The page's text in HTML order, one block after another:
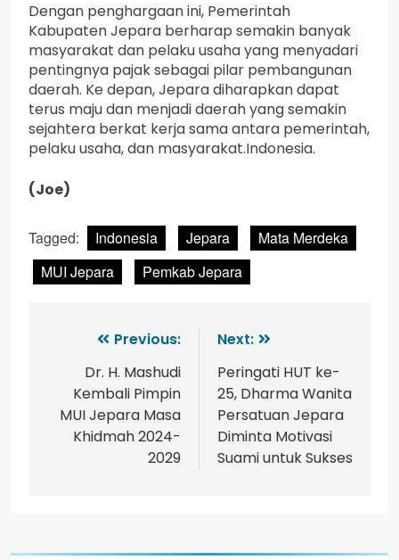
Dengan penghargaan ini, Pemerintah
Kabupaten Jepara berharap semakin banyak
masyarakat dan pelaku usaha yang menyadari
pentingnya pajak sebagai pilar pembangunan
daerah. Ke depan, Jepara diharapkan dapat
terus maju dan menjadi daerah yang semakin
sejahtera berkat kerja sama antara pemerintah,
pelaku usaha, dan masyarakat.Indonesia.
(Joe)
Tagged: Indonesia Jepara
Mata Merdeka
MUI Jepara
Pemkab Jepara
Previous:
Dr. H. Mashudi
Kembali Pimpin
MUI Jepara Masa
Khidmah 2024-
2029
Next:
Peringati HUT ke-
25, Dharma Wanita
Persatuan Jepara
Diminta Motivasi
Suami untuk Sukses